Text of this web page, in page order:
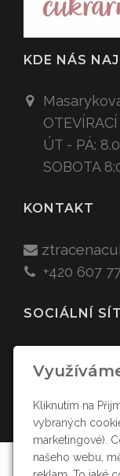
KDE NÁS
ÚT - PÁ:
SOBOTA
KONTAKT
+420 607
SOCIÁLNÍ
Kliknutím na
vybraných
marketingové).
našeho webu,